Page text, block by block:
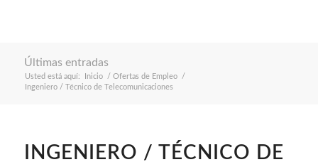
Últimas entradas
Usted está aquí: Inicio / Ofertas de Empleo
/
Ingeniero / Técnico de Telecomunicaciones
INGENIERO / TÉCNICO DE